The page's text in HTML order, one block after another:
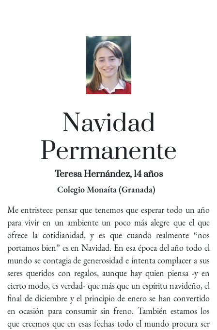
Navidad
Permanente
Teresa Hernández, 14 años
Colegio Monaíta (Granada)
Me entristece pensar que tenemos que esperar todo un año
para vivir en un ambiente un poco más alegre que el que
ofrece la cotidianidad, y es que cuando realmente “nos
portamos bien” es en Navidad. En esa época del año todo el
mundo se contagia de generosidad e intenta complacer a sus
seres queridos con regalos, aunque hay quien piensa -y en
cierto modo, es verdad- que más que un espíritu navideño, el
final de diciembre y el principio de enero se han convertido
en ocasión para consumir sin freno. También estamos los
que creemos que en esas fechas todo el mundo procura ser